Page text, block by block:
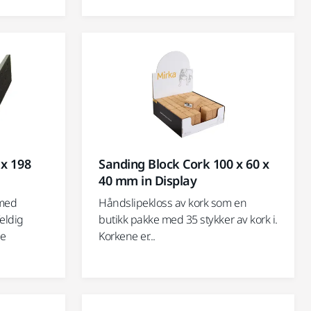
198
Sanding Block Cork 100 x 60 x
40 mm in Display
Håndslipekloss av kork som en
butikk pakke med 35 stykker av kork i.
Korkene er...